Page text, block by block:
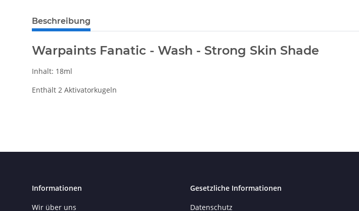
Beschreibung
Warpaints Fanatic - Wash - Strong Skin Shade
Inhalt: 18ml
Enthält 2 Aktivatorkugeln
Informationen
Wir über uns
Gesetzliche Informationen
Datenschutz